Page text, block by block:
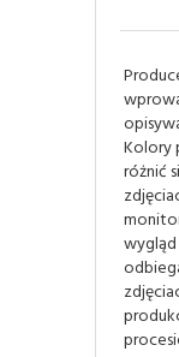
Kolory
różnić